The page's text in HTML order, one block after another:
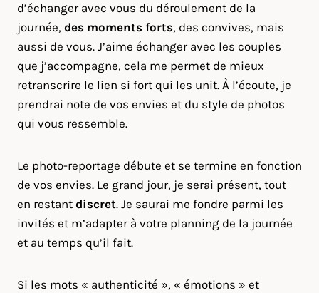
d’échanger avec vous du déroulement de la
journée, des moments forts, des convives, mais
aussi de vous. J’aime échanger avec les couples
que j’accompagne, cela me permet de mieux
retranscrire le lien si fort qui les unit. À l’écoute, je
prendrai note de vos envies et du style de photos
qui vous ressemble.
Le photo-reportage débute et se termine en fonction
de vos envies. Le grand jour, je serai présent, tout
en restant discret. Je saurai me fondre parmi les
invités et m’adapter à votre planning de la journée
et au temps qu’il fait.
Si les mots « authenticité », « émotions » et